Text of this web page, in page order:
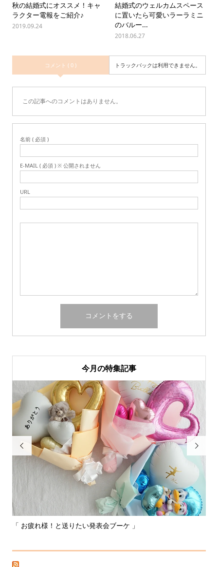
秋の結婚式にオススメ！キャ
ラクター電報をご紹介♪
2019.09.24
結婚式のウェルカムスペース
に置いたら可愛いラーラミニ
のバルー...
2018.06.27
コメント ( 0 ) トラックバックは利用できません。
この記事へのコメントはありません。
名前 ( 必須 )
E-MAIL ( 必須 ) ※ 公開されません
URL
今月の特集記事

「 お疲れ様！と送りたい発表会ブーケ 」
